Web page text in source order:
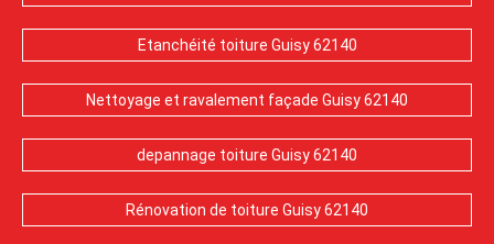
Etanchéité toiture Guisy 62140
Nettoyage et ravalement façade Guisy 62140
depannage toiture Guisy 62140
Rénovation de toiture Guisy 62140